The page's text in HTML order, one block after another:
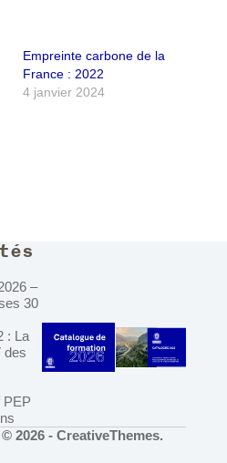
Empreinte carbone de la
France : 2022
4 janvier 2024
–
30
: La
des
PEP
2026 -CreativeThemes.